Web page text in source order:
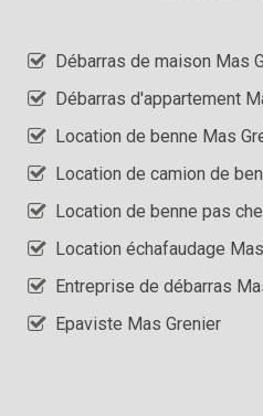
Débarras de maison Mas
Débarras d'appartement
Location de benne Mas
Location de camion de
Location de benne pas
Location échafaudage
Entreprise de débarras
Epaviste Mas Grenier